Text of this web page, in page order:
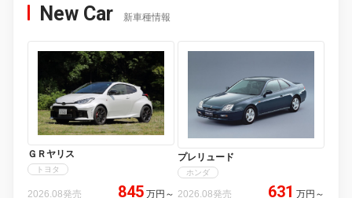
New Car 新車種情報
ＧＲヤリス
トヨタ
2026.08発売 845 万円 ～
プレリュード
ホンダ
2026.08発売 631 万円 ～